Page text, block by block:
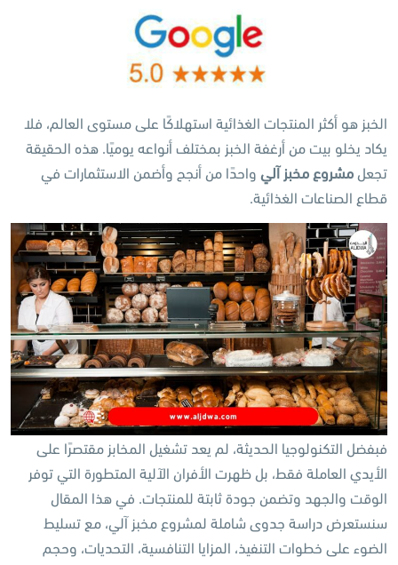
الخبز هو أكثر المنتجات الغذائية استهلاكًا على مستوى العالم، فلا
يكاد يخلو بيت من أرغفة الخبز بمختلف أنواعه يوميًا. هذه الحقيقة
تجعلمشروع مخبز آلي واحدًا من أنجح وأضمن الاستثمارات في
قطاع الصناعات الغذائية.
فبفضل التكنولوجيا الحديثة، لم يعد تشغيل المخابز مقتصرًا على
الأيدي العاملة فقط، بل ظهرت الأفران الآلية المتطورة التي توفر
الوقت والجهد وتضمن جودة ثابتة للمنتجات. في هذا المقال
سنستعرض دراسة جدوى شاملة لمشروع مخبز آلي، مع تسليط
الضوء على خطوات التنفيذ، المزايا التنافسية، التحديات، وحجم